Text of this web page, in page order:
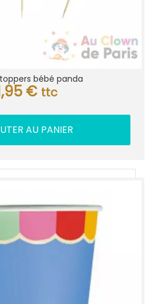
bébé panda
€ ttc
AU PANIER